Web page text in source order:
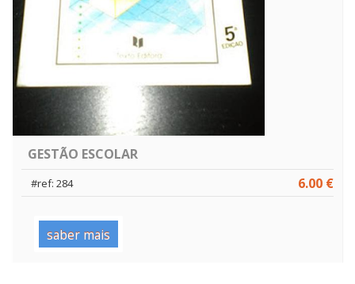
GESTÃO ESCOLAR
6.00 €
#ref: 284
saber mais